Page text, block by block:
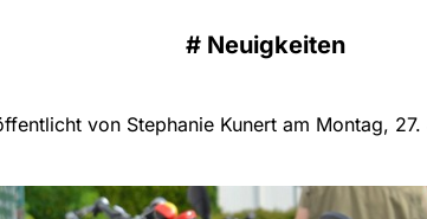
# Neuigkeiten
von Stephanie Kunert am Montag,